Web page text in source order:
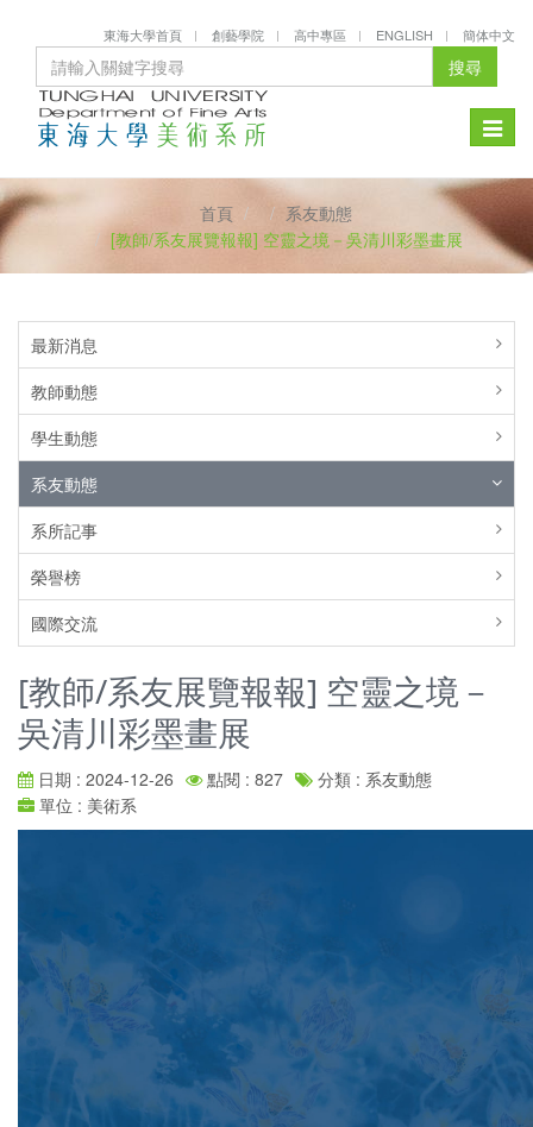
東海大學首頁 創藝學院 高中專區 ENGLISH 簡体中文
搜尋
Toggle
首頁
系友動態
[教師/系友展覽報報] 空靈之境－吳清川彩墨畫展
最新消息
教師動態
學生動態
系友動態
系所記事
榮譽榜
國際交流
[教師/系友展覽報報] 空靈之境－
吳清川彩墨畫展
日期 : 2024-12-26 點閱 : 827
分類 : 系友動態
單位 : 美術系